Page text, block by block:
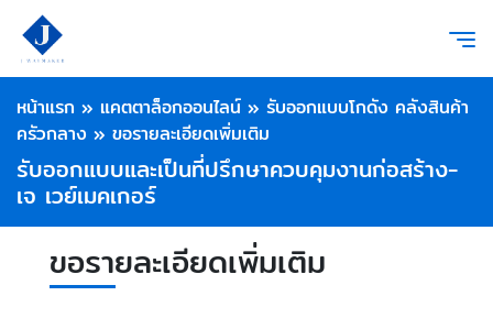
หน้าแรก » แคตตาล็อกออนไลน์ » รับออกแบบโกดัง คลังสินค้า
ครัวกลาง » ขอรายละเอียดเพิ่มเติม
รับออกแบบและเป็นที่ปรึกษาควบคุมงานก่อสร้าง-
เจ เวย์เมคเกอร์
ขอรายละเอียดเพิ่มเติม